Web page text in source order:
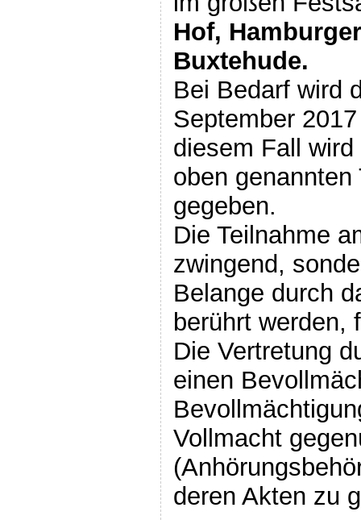
Hof,
Buxtehude.
Bei Bedarf wird
September
diesem Fall
oben
gegeben.
Die Teilnahme
zwingend,
Belange durch
berührt werden,
Die Vertretung
einen
Vollmacht
deren Akten zu